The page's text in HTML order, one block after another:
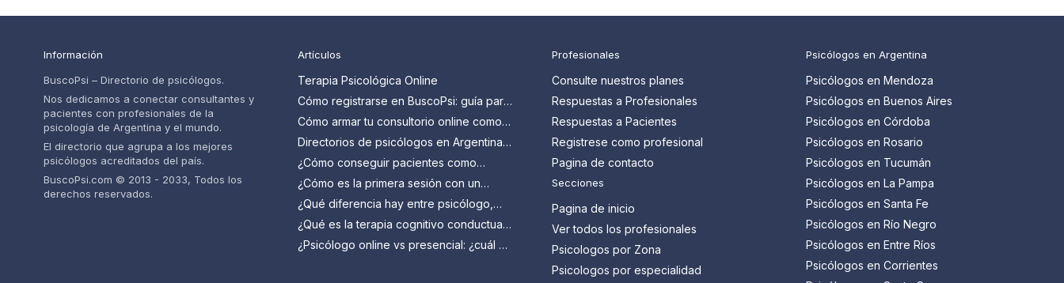
Información
BuscoPsi – Directorio de psicólogos.
Nos dedicamos a conectar consultantes y
pacientes con profesionales de la
psicología de Argentina y el mundo.
El directorio que agrupa a los mejores
psicólogos acreditados del país.
BuscoPsi.com © 2013 - 2033, Todos los
derechos reservados.
Artículos
Terapia Psicológica Online
Cómo registrarse en BuscoPsi: guía para
psicólogos que quieren conseguir más
Cómo armar tu consultorio online como
psicólogo en Argentina: guía paso a
Directorios de psicólogos en Argentina:
cuáles son y cómo aprovecharlos
¿Cómo conseguir pacientes como
psicólogo en Argentina?
¿Cómo es la primera sesión con un
psicólogo? Todo lo que tenés que
saber
¿Qué diferencia hay entre psicólogo,
psiquiatra y psicoanalista?
¿Qué es la terapia cognitivo conductual
(TCC) y para qué sirve?
¿Psicólogo online vs presencial: ¿cuál es
Profesionales
Consulte nuestros planes
Respuestas a Profesionales
Respuestas a Pacientes
Registrese como profesional
Pagina de contacto
Secciones
Pagina de inicio
Ver todos los profesionales
Psicologos por Zona
Psicologos por especialidad
Psicólogos en Argentina
Psicólogos en Mendoza
Psicólogos en Buenos Aires
Psicólogos en Córdoba
Psicólogos en Rosario
Psicólogos en Tucumán
Psicólogos en La Pampa
Psicólogos en Santa Fe
Psicólogos en Río Negro
Psicólogos en Entre Ríos
Psicólogos en Corrientes